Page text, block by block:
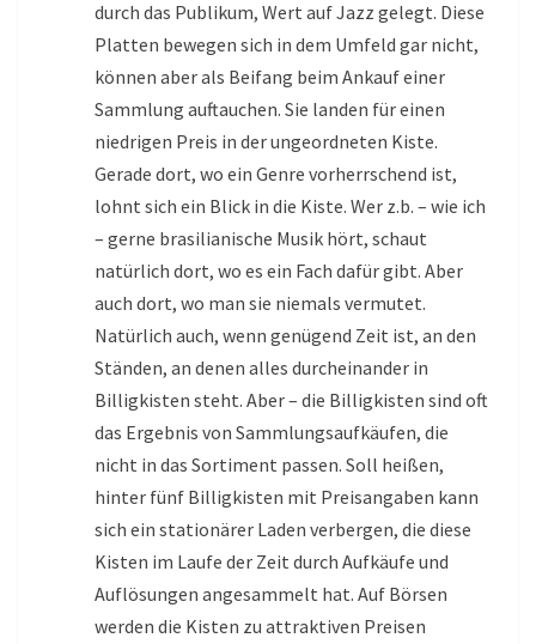
durch das Publikum, Wert auf Jazz gelegt. Diese
Platten bewegen sich in dem Umfeld gar nicht,
können aber als Beifang beim Ankauf einer
Sammlung auftauchen. Sie landen für einen
niedrigen Preis in der ungeordneten Kiste.
Gerade dort, wo ein Genre vorherrschend ist,
lohnt sich ein Blick in die Kiste. Wer z.b. – wie ich
– gerne brasilianische Musik hört, schaut
natürlich dort, wo es ein Fach dafür gibt. Aber
auch dort, wo man sie niemals vermutet.
Natürlich auch, wenn genügend Zeit ist, an den
Ständen, an denen alles durcheinander in
Billigkisten steht. Aber – die Billigkisten sind oft
das Ergebnis von Sammlungsaufkäufen, die
nicht in das Sortiment passen. Soll heißen,
hinter fünf Billigkisten mit Preisangaben kann
sich ein stationärer Laden verbergen, die diese
Kisten im Laufe der Zeit durch Aufkäufe und
Auflösungen angesammelt hat. Auf Börsen
werden die Kisten zu attraktiven Preisen